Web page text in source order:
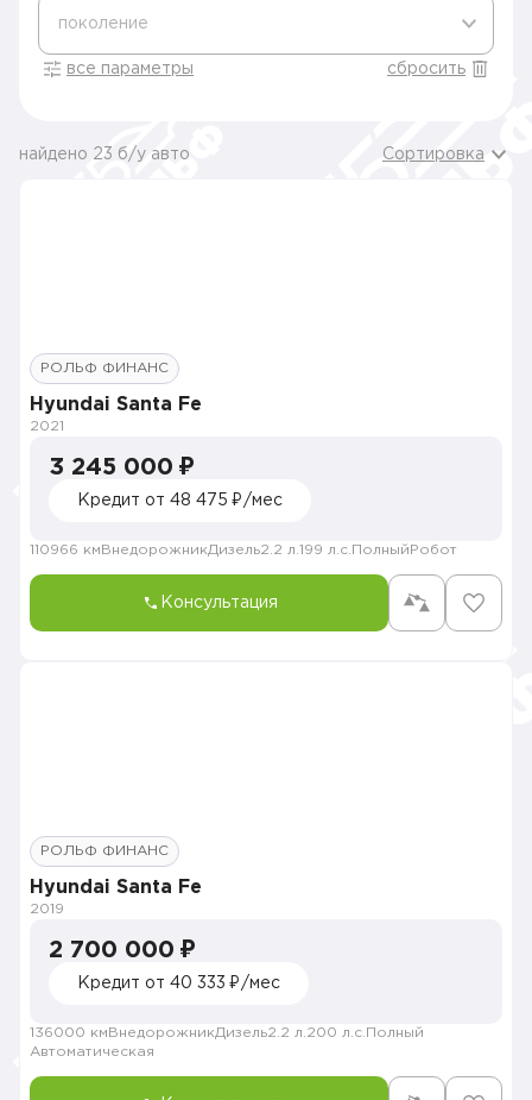
поколение
все параметры сбросить
найдено 23 б/у авто Сортировка
РОЛЬФ ФИНАНС
Hyundai Santa Fe
2021
3 245 000 ₽
Кредит от 48 475 ₽/мес
110966 км ВнедорожникДизель2.2 л. 199 л.с. Полный Робот
Консультация
РОЛЬФ ФИНАНС
Hyundai Santa Fe
2019
2 700 000 ₽
Кредит от 40 333 ₽/мес
136000 км ВнедорожникДизель2.2 л. 200 л.с. Полный
Автоматическая